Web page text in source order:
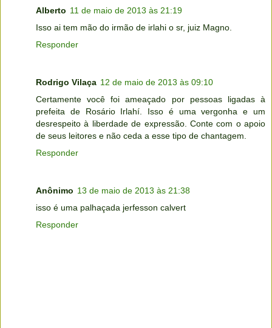
Alberto 11 de maio de 2013 às 21:19
Isso ai tem mão do irmão de irlahi o sr, juiz Magno.
Responder
Rodrigo Vilaça 12 de maio de 2013 às 09:10
Certamente você foi ameaçado por pessoas ligadas à
prefeita de Rosário Irlahí. Isso é uma vergonha e um
desrespeito à liberdade de expressão. Conte com o apoio
de seus leitores e não ceda a esse tipo de chantagem.
Responder
Anônimo 13 de maio de 2013 às 21:38
isso é uma palhaçada jerfesson calvert
Responder